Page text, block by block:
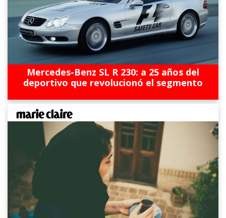
Mercedes-Benz SL R 230: a 25 años del
deportivo que revolucionó el segmento